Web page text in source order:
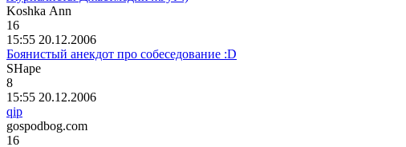
Koshka Ann
16
15:55 20.12.2006
Боянистый анекдот про собеседование :D
SHape
8
15:55 20.12.2006
qip
gospodbog.com
16